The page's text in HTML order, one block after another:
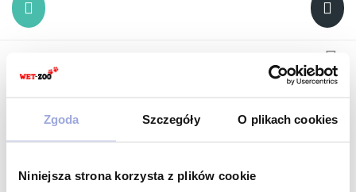
Zgoda Szczegóły O plikach cookies
Niniejsza strona korzysta z plików cookie
Nowości i promocje dla zwierząt
Lista stron w Promocja: